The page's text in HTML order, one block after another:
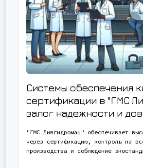
Системы обеспечения
сертификации в "ГМС
залог надежности и
"ГМС Ливгидромаш" обеспечивает
через сертификацию, контроль на
производства и соблюдение